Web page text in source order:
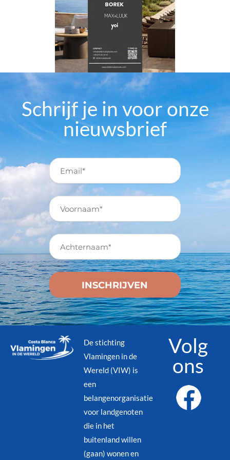
Schrijf je in voor onze
nieuwsbrief
De stichting
Vlamingen in de
Wereld (VIW) is
een
belangenorganisatie
voor landgenoten
die in het
buitenland willen
(gaan) wonen en
Volg
ons